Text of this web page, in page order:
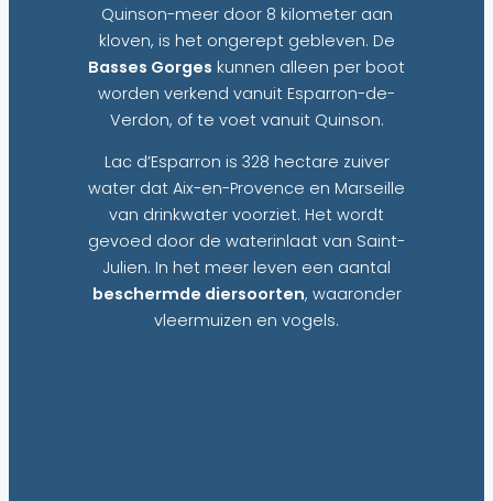
Quinson-meer door 8 kilometer aan
kloven, is het ongerept gebleven. De
Basses Gorges kunnen alleen per boot
worden verkend vanuit Esparron-de-
Verdon, of te voet vanuit Quinson.
Lac d’Esparron is 328 hectare zuiver
water dat Aix-en-Provence en Marseille
van drinkwater voorziet. Het wordt
gevoed door de waterinlaat van Saint-
Julien. In het meer leven een aantal
beschermde diersoorten, waaronder
vleermuizen en vogels.